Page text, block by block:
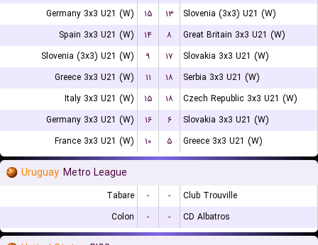
Germany 3x3 U21 (W)
۱۵ ۱۳
Slovenia (3x3) U21 (W)
Spain 3x3 U21 (W)
۱۴ ۸
Great Britain 3x3 U21 (W)
Slovenia (3x3) U21 (W)
۹ ۱۷
Slovakia 3x3 U21 (W)
Greece 3x3 U21 (W)
۱۱ ۱۸
Serbia 3x3 U21 (W)
Italy 3x3 U21 (W)
۱۵ ۱۸
Czech Republic 3x3 U21 (W)
Germany 3x3 U21 (W)
۱۶ ۶
Slovakia 3x3 U21 (W)
France 3x3 U21 (W)
۱۰ ۵ Greece 3x3 U21 (W)
Uruguay Metro League
Tabare - -
Club Trouville
Colon
- - CD Albatros